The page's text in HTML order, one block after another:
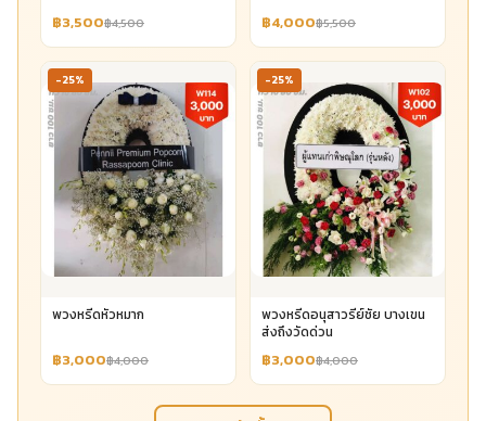
฿3,500฿4,500 ฿4,000฿5,500
-25%
พวงหรีดหัวหมาก
฿3,000฿4,000
-25%
พวงหรีดอนุสาวรีย์ชัย บางเขน
ส่งถึงวัดด่วน
฿3,000฿4,000